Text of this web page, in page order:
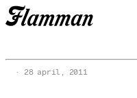
28 april, 2011